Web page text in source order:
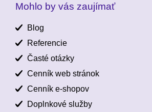
Mohlo by vás zaujímať
Blog
Referencie
Časté otázky
Cenník web stránok
Cenník e-shopov
Doplnkové služby